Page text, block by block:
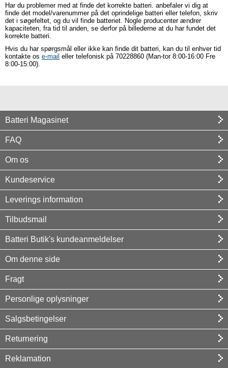
Har du problemer med at finde det korrekte batteri. anbefaler vi dig at
finde det model/varenummer på det oprindelige batteri eller telefon, skriv
det i søgefeltet, og du vil finde batteriet. Nogle producenter ændrer
kapaciteten, fra tid til anden, se derfor på billederne at du har fundet det
korrekte batteri.
Hvis du har spørgsmål eller ikke kan finde dit batteri, kan du til enhver tid
kontakte os e-mail eller telefonisk på 70228860 (Man-tor 8:00-16:00 Fre
8:00-15:00).
Batteri Magasinet
FAQ
Om os
Kundeservice
Leverings information
Tilbudsmail
Batteri Butik's kundeanmeldelser
Om denne side
Fragt
Personlige oplysninger
Salgsbetingelser
Returnering
Reklamation